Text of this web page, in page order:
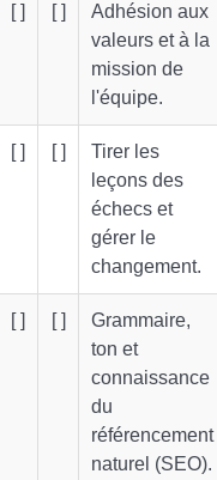
[ ] [ ]
Adhésion aux
valeurs et à la
mission de
l'équipe.
[ ] [ ]
Tirer les
leçons des
échecs et
gérer le
changement.
[ ] [ ]
Grammaire,
ton et
connaissance
du
référencement
naturel (SEO).